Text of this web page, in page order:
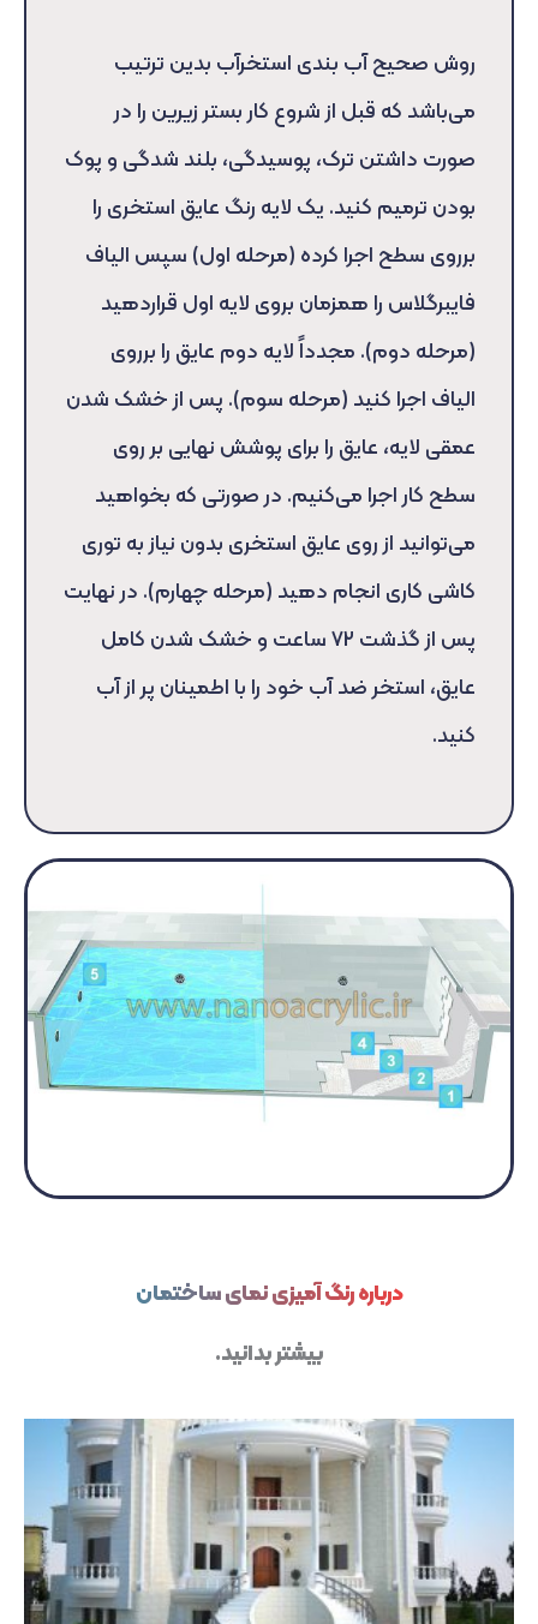
روش صحیح آب بندی استخرآب بدین ترتیب
می‌باشد که قبل از شروع کار بستر زیرین را در
صورت داشتن ترک، پوسیدگی، بلند شدگی و پوک
بودن ترمیم کنید. یک لایه رنگ عایق استخری را
برروی سطح اجرا کرده (مرحله اول) سپس الیاف
فایبرگلاس را همزمان بروی لایه اول قراردهید
(مرحله دوم). مجدداً لایه دوم عایق را برروی
الیاف اجرا کنید (مرحله سوم). پس از خشک شدن
عمقی لایه، عایق را برای پوشش نهایی بر روی
سطح کار اجرا می‌کنیم. در صورتی که بخواهید
می‌توانید از روی عایق استخری بدون نیاز به توری
کاشی کاری انجام دهید (مرحله چهارم). در نهایت
پس از گذشت ۷۲ ساعت و خشک شدن کامل
عایق، استخر ضد آب خود را با اطمینان پر از آب
کنید.
درباره رنگ آمیزی نمای ساختمان
بیشتر بدانید.